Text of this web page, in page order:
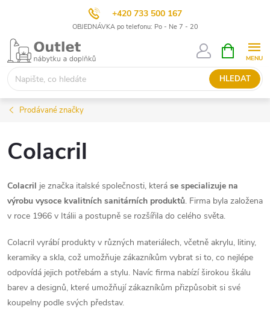
+420 733 500 167
OBJEDNÁVKA po telefonu: Po - Ne 7 - 20
Přejít
obsah
HLEDAT
NÁKUPNÍ
KOŠÍK
Prodávané značky
Colacril
Colacril je značka italské společnosti, která se specializuje na
výrobu vysoce kvalitních sanitárních produktů. Firma byla založena
v roce 1966 v Itálii a postupně se rozšířila do celého světa.
Colacril vyrábí produkty v různých materiálech, včetně akrylu, litiny,
keramiky a skla, což umožňuje zákazníkům vybrat si to, co nejlépe
odpovídá jejich potřebám a stylu. Navíc firma nabízí širokou škálu
barev a designů, které umožňují zákazníkům přizpůsobit si své
koupelny podle svých představ.